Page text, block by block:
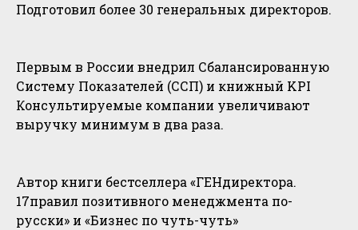
Подготовил более 30 генеральных директоров.
Первым в России внедрил Сбалансированную
Систему Показателей (ССП) и книжный KPI
Консультируемые компании увеличивают
выручку минимум в два раза.
Автор книги бестселлера «ГЕНдиректора.
17правил позитивного менеджмента по-
русски» и «Бизнес по чуть-чуть»